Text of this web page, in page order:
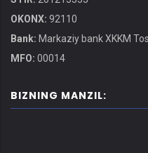
OKONX: 92110
Bank: Markaziy bank XKKM
MFO: 00014
BIZNING MANZIL: